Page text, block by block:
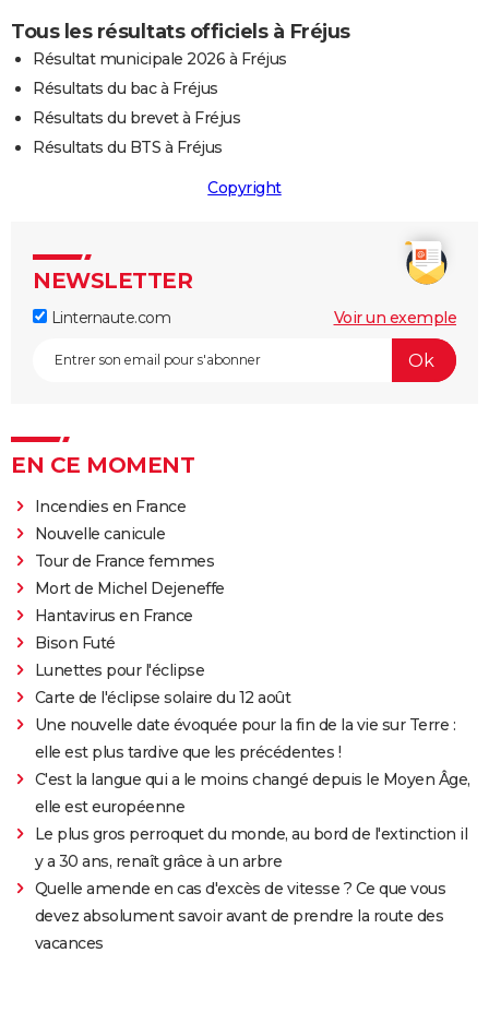
Tous les résultats officiels à Fréjus
Résultat municipale 2026 à Fréjus
Résultats du bac à Fréjus
Résultats du brevet à Fréjus
Résultats du BTS à Fréjus
Copyright
NEWSLETTER
Linternaute.com Voir un exemple
EN CE MOMENT
Incendies en France
Nouvelle canicule
Tour de France femmes
Mort de Michel Dejeneffe
Hantavirus en France
Bison Futé
Lunettes pour l'éclipse
Carte de l'éclipse solaire du 12 août
Une nouvelle date évoquée pour la fin de la vie sur Terre :
elle est plus tardive que les précédentes !
C'est la langue qui a le moins changé depuis le Moyen Âge,
elle est européenne
Le plus gros perroquet du monde, au bord de l'extinction il
y a 30 ans, renaît grâce à un arbre
Quelle amende en cas d'excès de vitesse ? Ce que vous
devez absolument savoir avant de prendre la route des
vacances